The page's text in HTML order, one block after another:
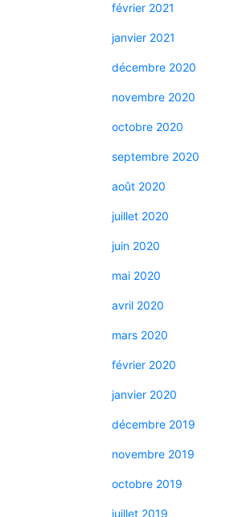
février 2021
janvier 2021
décembre 2020
novembre 2020
octobre 2020
septembre 2020
août 2020
juillet 2020
juin 2020
mai 2020
avril 2020
mars 2020
février 2020
janvier 2020
décembre 2019
novembre 2019
octobre 2019
juillet 2019